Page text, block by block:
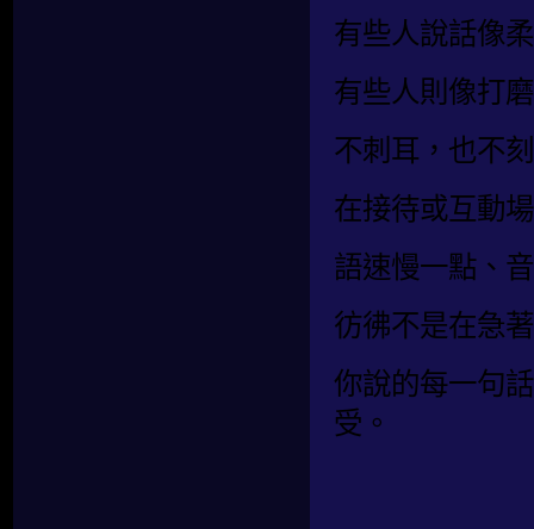
有些人說話像
有些人則像打
不刺耳，也不
在接待或互動
語速慢一點、
彷彿不是在急
你說的每一句
受。